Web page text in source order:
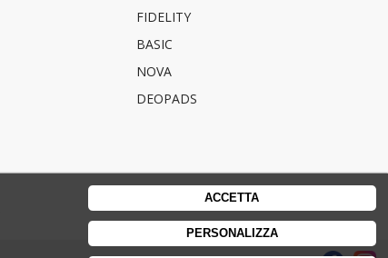
ACCETTA
PERSONALIZZA
FIDELITY
BASIC
NOVA
DEOPADS